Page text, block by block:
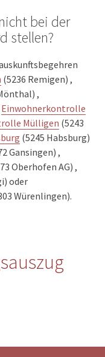
bei der
stellen?
(5236 Remigen) ,
,
Einwohnerkontrolle
Mülligen (5243
(5245 Habsburg)
Gansingen) ,
Oberhofen AG) ,
oder
Würenlingen).